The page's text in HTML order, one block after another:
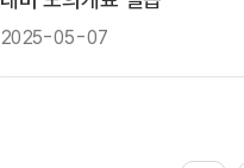
2025-05-07